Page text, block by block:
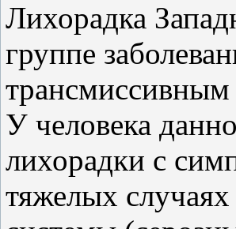
Лихорадка
группе
трансмиссивным
У человека
лихорадки с
тяжелых